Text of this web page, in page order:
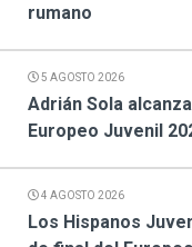
rumano
5 AGOSTO 2026
Adrián Sola
Europeo Juvenil
4 AGOSTO 2026
Los Hispanos